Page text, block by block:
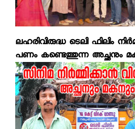
ലഹരിവിരുദ്ധ ടെലി ഫിലിം
പണം കണ്ടെത്തുന്ന അച്ഛനും